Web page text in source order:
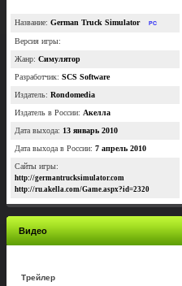
Название: German Truck Simulator PC
Версия игры:
Жанр: Симулятор
Разработчик: SCS Software
Издатель: Rondomedia
Издатель в России: Акелла
Дата выхода: 13 январь 2010
Дата выхода в России: 7 апрель 2010
Сайты игры:
http://germantrucksimulator.com
http://ru.akella.com/Game.aspx?id=2320
Видео
Трейлер